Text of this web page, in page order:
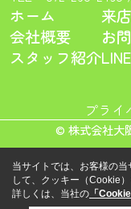
ホーム
会社概要
スタッフ紹介
来
お
プライ
© 株式会社大
当サイトでは、お客様の
して、クッキー（Cookie）
詳しくは、当社の 「